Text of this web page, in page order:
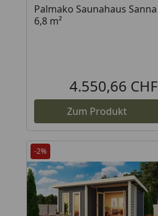
Palmako Saunahaus Sanna
6,8 m²
4.550,66 CHF
Zum Produkt
-2%